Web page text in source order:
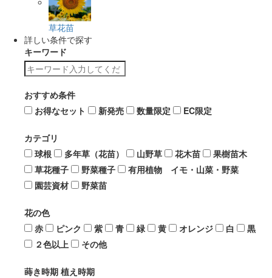
草花苗
詳しい条件で探す
キーワード
おすすめ条件
お得なセット
新発売 数量限定 EC限定
カテゴリ
球根
多年草（花苗） 山野草 花木苗
果樹苗木
草花種子
野菜種子
有用植物 イモ・山菜・野菜
園芸資材
野菜苗
花の色
赤
ピンク 紫 青 緑 黄 オレンジ 白
黒
２色以上
その他
蒔き時期 植え時期